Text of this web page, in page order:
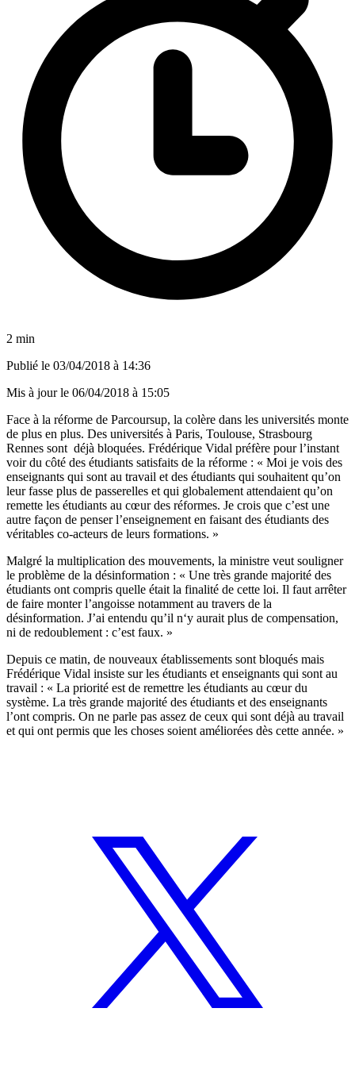
2 min
Publié le 03/04/2018 à 14:36
Mis à jour le 06/04/2018 à 15:05
Face à la réforme de Parcoursup, la colère dans les universités monte
de plus en plus. Des universités à Paris, Toulouse, Strasbourg
Rennes sont déjà bloquées. Frédérique Vidal préfère pour l’instant
voir du côté des étudiants satisfaits de la réforme : « Moi je vois des
enseignants qui sont au travail et des étudiants qui souhaitent qu’on
leur fasse plus de passerelles et qui globalement attendaient qu’on
remette les étudiants au cœur des réformes. Je crois que c’est une
autre façon de penser l’enseignement en faisant des étudiants des
véritables co-acteurs de leurs formations. »
Malgré la multiplication des mouvements, la ministre veut souligner
le problème de la désinformation : « Une très grande majorité des
étudiants ont compris quelle était la finalité de cette loi. Il faut arrêter
de faire monter l’angoisse notamment au travers de la
désinformation. J’ai entendu qu’il n‘y aurait plus de compensation,
ni de redoublement : c’est faux. »
Depuis ce matin, de nouveaux établissements sont bloqués mais
Frédérique Vidal insiste sur les étudiants et enseignants qui sont au
travail : « La priorité est de remettre les étudiants au cœur du
système. La très grande majorité des étudiants et des enseignants
l’ont compris. On ne parle pas assez de ceux qui sont déjà au travail
et qui ont permis que les choses soient améliorées dès cette année. »